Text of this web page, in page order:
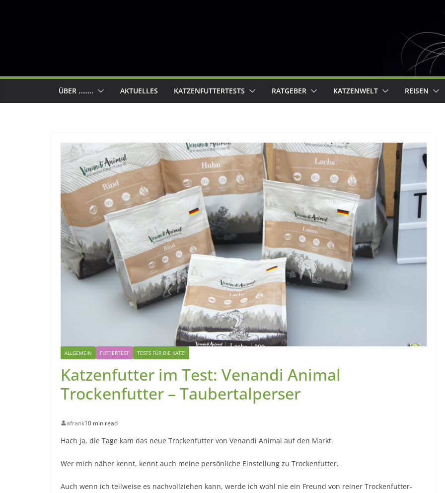
ÜBER …….. AKTUELLES KATZENFUTTERTESTS RATGEBER KATZENWELT REISEN
ALLGEMEIN FUTTERTEST TESTS FÜR DIE KATZ'
Katzenfutter im Test: Venandi Animal
Trockenfutter – Taubertalperser
afrank10 min read
Hach ja, die Tage kam das neue Trockenfutter von Venandi Animal auf den Markt.
Wer mich näher kennt, kennt auch meine persönliche Einstellung zu Trockenfutter.
Auch wenn ich teilweise es nachvollziehen kann, werde ich wohl nie ein Freund von reiner Trockenfutter-